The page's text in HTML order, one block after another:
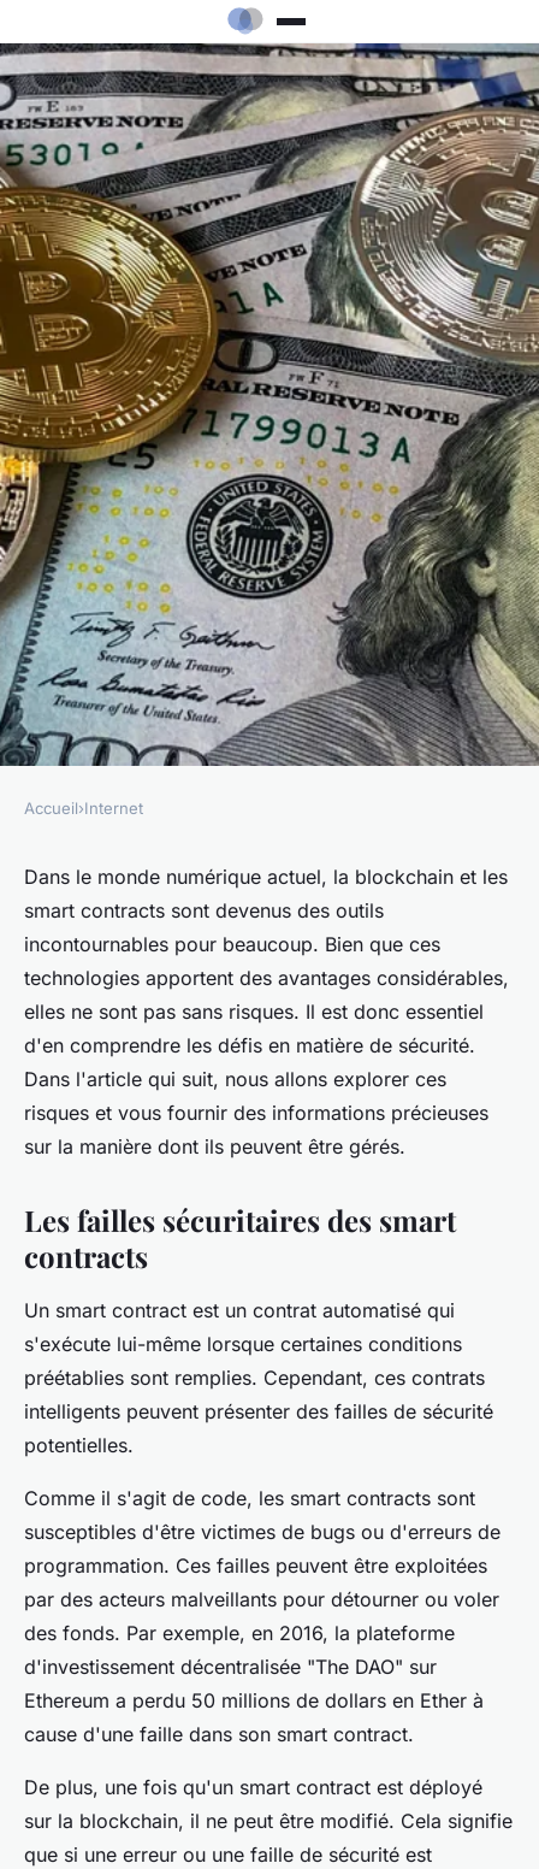
Quels sont les risques de
sécurité associés aux smart
contracts sur les plates-formes
de blockchain?
Victoire•5 juin 2024 •7 min de lecture
Accueil›Internet
Dans le monde numérique actuel, la blockchain et les
smart contracts sont devenus des outils
incontournables pour beaucoup. Bien que ces
technologies apportent des avantages considérables,
elles ne sont pas sans risques. Il est donc essentiel
d'en comprendre les défis en matière de sécurité.
Dans l'article qui suit, nous allons explorer ces
risques et vous fournir des informations précieuses
sur la manière dont ils peuvent être gérés.
Les failles sécuritaires des smart
contracts
Un smart contract est un contrat automatisé qui
s'exécute lui-même lorsque certaines conditions
préétablies sont remplies. Cependant, ces contrats
intelligents peuvent présenter des failles de sécurité
potentielles.
Comme il s'agit de code, les smart contracts sont
susceptibles d'être victimes de bugs ou d'erreurs de
programmation. Ces failles peuvent être exploitées
par des acteurs malveillants pour détourner ou voler
des fonds. Par exemple, en 2016, la plateforme
d'investissement décentralisée "The DAO" sur
Ethereum a perdu 50 millions de dollars en Ether à
cause d'une faille dans son smart contract.
De plus, une fois qu'un smart contract est déployé
sur la blockchain, il ne peut être modifié. Cela signifie
que si une erreur ou une faille de sécurité est